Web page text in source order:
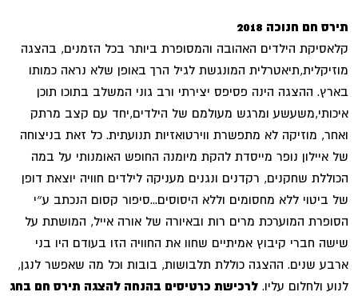
תירס חם חנוכה 2018
קלאסיקת הילדים האהובה והמסופרת ביותר בכל הזמנים, בהצגה
מוזיקלית,תיאטרלית המונגשת לגיל הרך באופן שלא נראה כמותו
בארץ. ההצגה הינה פסיפס יצירתי ורב גוני המשלב בתוכו תוכן
איכותי,משעשע ומרגש מעולמם של הילדים,יחד עם קצב מרתק
ואחר, מוזיקה לא מתפשרת ווירטואזיות תנועתית. כל זאת בניצוחה
של איילון נופר מייסדת להקת מיומנה החופש האומנותי על במה
הכוללת שחקנים, רקדנים ונגנים מעניקה לילדים חוויה יוצאת דופן
של ביטוי ללא מחסומים וללא היסוסים...סיפור קסום הנכתב ע״י
הסופרת המוערכת מרים רות ובאיורה של אורה אייל, המושתת על
שישה חברי קיבוץ אמיתיים שחוו את החוויה הזו בעודם היו בני
ארבע שנים. ההצגה כוללת תלבושות, בובות וכל מה שאפשר לנגן,
לנוע ולחלום עליו. לרכישת כרטיסים בהנחה להצגה תירס חם בחג